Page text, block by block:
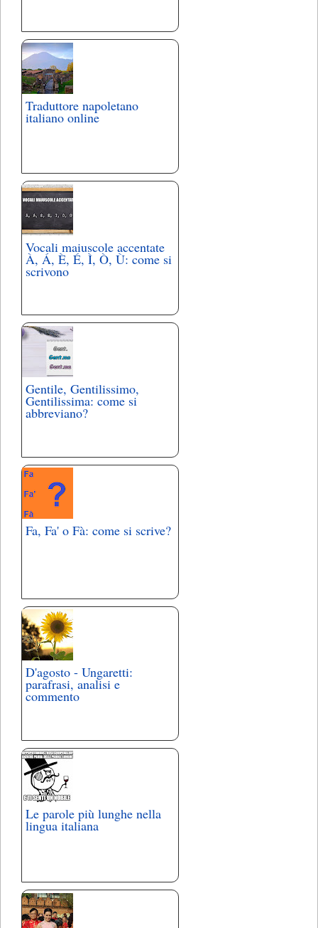
Traduttore napoletano
italiano online
Vocali maiuscole accentate
À, Á, È, É, Ì, Ò, Ù: come si
scrivono
Gentile, Gentilissimo,
Gentilissima: come si
abbreviano?
Fa, Fa' o Fà: come si scrive?
D'agosto - Ungaretti:
parafrasi, analisi e
commento
Le parole più lunghe nella
lingua italiana